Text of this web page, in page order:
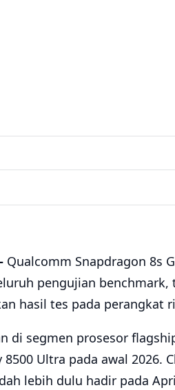
Qualcomm Snapdragon 8s
pengujian benchmark,
hasil tes pada perangkat
di segmen prosesor
8500 Ultra pada awal 2026.
lebih dulu hadir pada